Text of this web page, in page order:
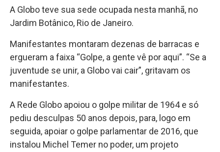
A Globo teve sua sede ocupada nesta manhã, no
Jardim Botânico, Rio de Janeiro.
Manifestantes montaram dezenas de barracas e
ergueram a faixa “Golpe, a gente vê por aqui”. “Se a
juventude se unir, a Globo vai cair”, gritavam os
manifestantes.
A Rede Globo apoiou o golpe militar de 1964 e só
pediu desculpas 50 anos depois, para, logo em
seguida, apoiar o golpe parlamentar de 2016, que
instalou Michel Temer no poder, um projeto